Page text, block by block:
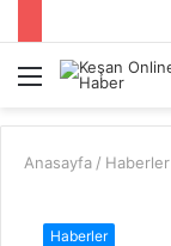
Menü
Anasayfa / Haberler
Haberler